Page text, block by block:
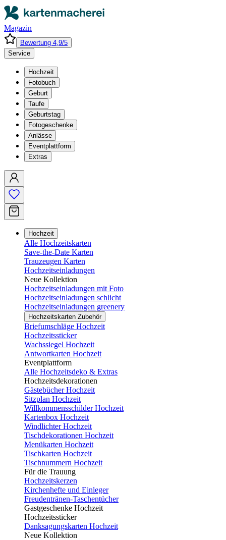
Magazin
Bewertung 4,9/5
Service
Hochzeit
Fotobuch
Geburt
Taufe
Geburtstag
Fotogeschenke
Anlässe
Eventplattform
Extras
Hochzeit
Alle Hochzeitskarten
Save-the-Date Karten
Trauzeugen Karten
Hochzeitseinladungen
Neue Kollektion
Hochzeitseinladungen mit Foto
Hochzeitseinladungen schlicht
Hochzeitseinladungen greenery
Hochzeitskarten Zubehör
Briefumschläge Hochzeit
Hochzeitssticker
Wachssiegel Hochzeit
Antwortkarten Hochzeit
Eventplattform
Alle Hochzeitsdeko & Extras
Hochzeitsdekorationen
Gästebücher Hochzeit
Sitzplan Hochzeit
Willkommensschilder Hochzeit
Kartenbox Hochzeit
Windlichter Hochzeit
Tischdekorationen Hochzeit
Menükarten Hochzeit
Tischkarten Hochzeit
Tischnummern Hochzeit
Für die Trauung
Hochzeitskerzen
Kirchenhefte und Einleger
Freudentränen-Taschentücher
Gastgeschenke Hochzeit
Hochzeitssticker
Danksagungskarten Hochzeit
Neue Kollektion